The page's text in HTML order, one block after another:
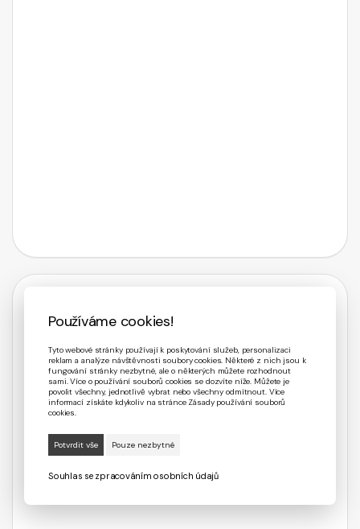
Používáme cookies!
Tyto webové stránky používají k poskytování služeb, personalizaci
reklam a analýze návštěvnosti soubory cookies. Některé z nich jsou k
fungování stránky nezbytné, ale o některých můžete rozhodnout
sami. Více o používání souborů cookies se dozvíte níže. Můžete je
povolit všechny, jednotlivě vybrat nebo všechny odmítnout. Více
informací získáte kdykoliv na stránce Zásady používání souborů
cookies.
Souhlas se zpracováním osobních údajů